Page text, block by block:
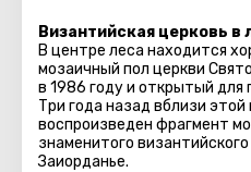
Византийская церковь в
В центре леса находится
мозаичный пол церкви
в 1986 году и открытый для
Три года назад вблизи этой
воспроизведен фрагмент
знаменитого
Заиорданье.